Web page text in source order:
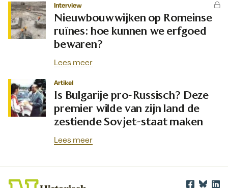
Interview
Nieuwbouwwijken op Romeinse
ruïnes: hoe kunnen we erfgoed
bewaren?
Lees meer
Artikel
Is Bulgarije pro-Russisch? Deze
premier wilde van zijn land de
zestiende Sovjet-staat maken
Lees meer